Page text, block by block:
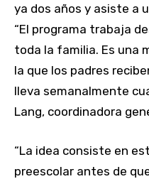
ya dos años y asiste a
“El programa trabaja
toda la familia. Es una
la que los padres
lleva semanalmente
Lang, coordinadora
“La idea consiste en
preescolar antes de